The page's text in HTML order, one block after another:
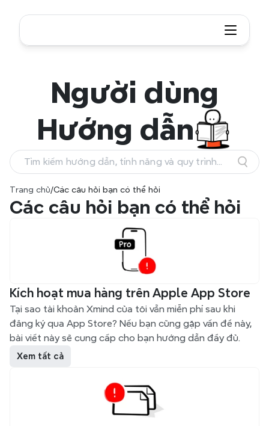
Người dùng
Hướng dẫn
Tìm kiếm hướng dẫn, tính năng và quy trình
làm việc
Trang chủ/Các câu hỏi bạn có thể hỏi
Các câu hỏi bạn có thể hỏi
Kích hoạt mua hàng trên Apple App Store
Tại sao tài khoản Xmind của tôi vẫn miễn phí sau khi
đăng ký qua App Store? Nếu bạn cũng gặp vấn đề này,
bài viết này sẽ cung cấp cho bạn hướng dẫn đầy đủ.
Xem tất cả